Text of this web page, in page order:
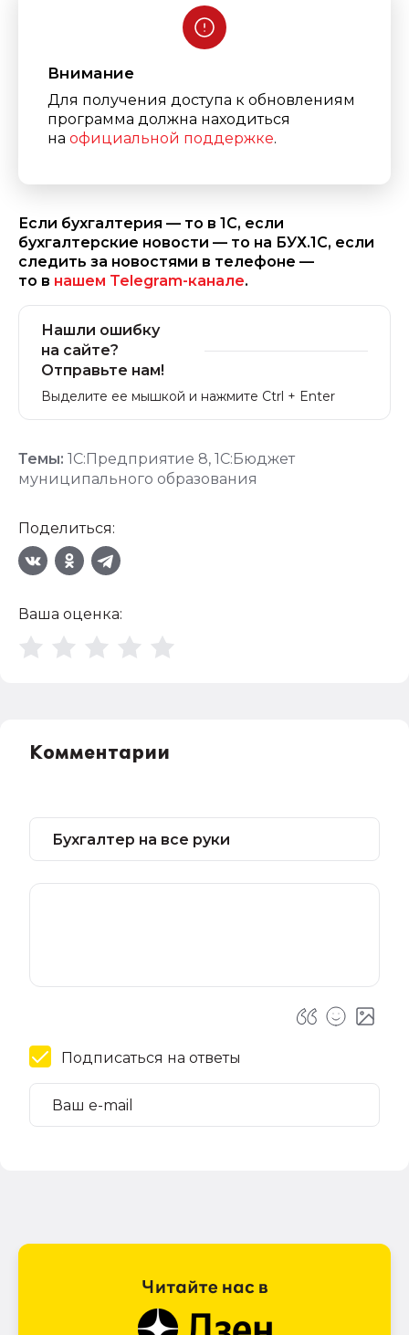
Внимание
Для получения доступа к обновлениям
программа должна находиться
на официальной поддержке.
Если бухгалтерия — то в 1С, если
бухгалтерские новости — то на БУХ.1С, если
следить за новостями в телефоне —
то в нашем Telegram-канале.
Нашли ошибку
на сайте?
Отправьте нам!
Выделите ее мышкой и нажмите Ctrl + Enter
Темы: 1С:Предприятие 8, 1С:Бюджет
муниципального образования
Поделиться:
Ваша оценка:
Комментарии
Подписаться на ответы